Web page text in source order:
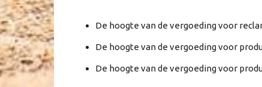
De hoogte van de vergoeding voor
De hoogte van de vergoeding voor
De hoogte van de vergoeding voor